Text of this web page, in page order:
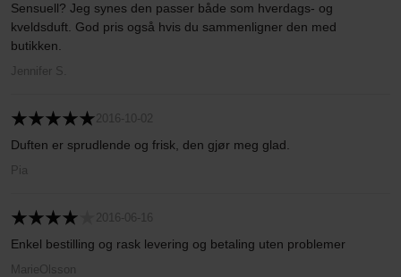
Sensuell? Jeg synes den passer både som hverdags- og
kveldsduft. God pris også hvis du sammenligner den med
butikken.
Jennifer S.
2016-10-02
Duften er sprudlende og frisk, den gjør meg glad.
Pia
2016-06-16
Enkel bestilling og rask levering og betaling uten problemer
MarieOlsson